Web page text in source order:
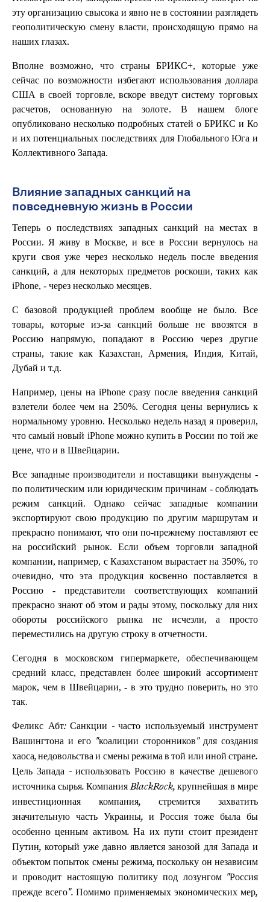
эту организацию свысока и явно не в состоянии разглядеть
геополитическую смену власти, происходящую прямо на
наших глазах.
Вполне возможно, что страны БРИКС+, которые уже
сейчас по возможности избегают использования доллара
США в своей торговле, вскоре введут систему торговых
расчетов, основанную на золоте. В нашем блоге
опубликовано несколько подробных статей о БРИКС и Ко
и их потенциальных последствиях для Глобального Юга и
Коллективного Запада.
Влияние западных санкций на
повседневную жизнь в России
Теперь о последствиях западных санкций на местах в
России. Я живу в Москве, и все в России вернулось на
круги своя уже через несколько недель после введения
санкций, а для некоторых предметов роскоши, таких как
iPhone, - через несколько месяцев.
С базовой продукцией проблем вообще не было. Все
товары, которые из-за санкций больше не ввозятся в
Россию напрямую, попадают в Россию через другие
страны, такие как Казахстан, Армения, Индия, Китай,
Дубай и т.д.
Например, цены на iPhone сразу после введения санкций
взлетели более чем на 250%. Сегодня цены вернулись к
нормальному уровню. Несколько недель назад я проверил,
что самый новый iPhone можно купить в России по той же
цене, что и в Швейцарии.
Все западные производители и поставщики вынуждены -
по политическим или юридическим причинам - соблюдать
режим санкций. Однако сейчас западные компании
экспортируют свою продукцию по другим маршрутам и
прекрасно понимают, что они по-прежнему поставляют ее
на российский рынок. Если объем торговли западной
компании, например, с Казахстаном вырастает на 350%, то
очевидно, что эта продукция косвенно поставляется в
Россию - представители соответствующих компаний
прекрасно знают об этом и рады этому, поскольку для них
обороты российского рынка не исчезли, а просто
переместились на другую строку в отчетности.
Сегодня в московском гипермаркете, обеспечивающем
средний класс, представлен более широкий ассортимент
марок, чем в Швейцарии, - в это трудно поверить, но это
так.
Феликс Абт: Санкции - часто используемый инструмент
Вашингтона и его "коалиции сторонников" для создания
хаоса, недовольства и смены режима в той или иной стране.
Цель Запада - использовать Россию в качестве дешевого
источника сырья. Компания BlackRock, крупнейшая в мире
инвестиционная компания, стремится захватить
значительную часть Украины, и Россия тоже была бы
особенно ценным активом. На их пути стоит президент
Путин, который уже давно является занозой для Запада и
объектом попыток смены режима, поскольку он независим
и проводит настоящую политику под лозунгом "Россия
прежде всего". Помимо применяемых экономических мер,